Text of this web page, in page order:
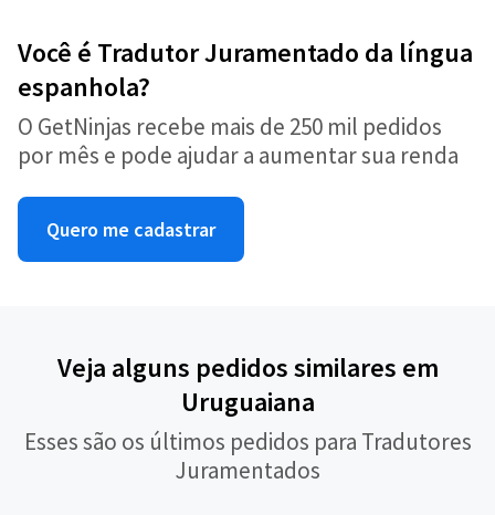
Você é Tradutor Juramentado da língua
espanhola?
O GetNinjas recebe mais de 250 mil pedidos
por mês e pode ajudar a aumentar sua renda
Quero me cadastrar
Veja alguns pedidos similares em
Uruguaiana
Esses são os últimos pedidos para Tradutores
Juramentados